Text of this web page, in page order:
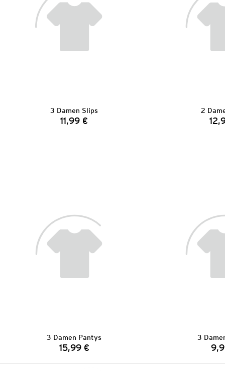
3 Damen Slips
Preis:
11,99 €
2
3 Damen Pantys
Preis:
15,99 €
3